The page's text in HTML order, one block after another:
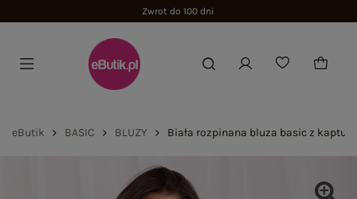
Zwrot do 100 dni
eButik BASIC BLUZY Biała rozpinana bluza basic z